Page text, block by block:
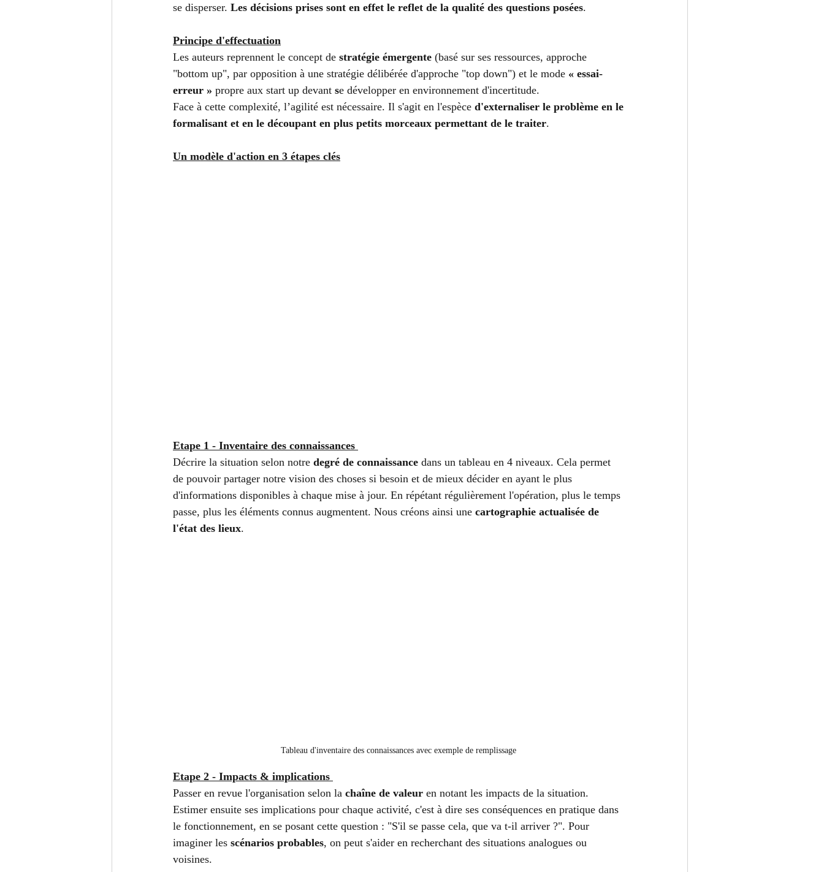
se disperser. Les décisions prises sont en effet le reflet de la qualité des questions posées.
Principe d'effectuation
Les auteurs reprennent le concept de stratégie émergente (basé sur ses ressources, approche
"bottom up", par opposition à une stratégie délibérée d'approche "top down") et le mode « essai-
erreur » propre aux start up devant se développer en environnement d'incertitude.
Face à cette complexité, l’agilité est nécessaire. Il s'agit en l'espèce d'externaliser le problème en le
formalisant et en le découpant en plus petits morceaux permettant de le traiter.
Un modèle d'action en 3 étapes clés
Etape 1 - Inventaire des connaissances
Décrire la situation selon notre degré de connaissance dans un tableau en 4 niveaux. Cela permet
de pouvoir partager notre vision des choses si besoin et de mieux décider en ayant le plus
d'informations disponibles à chaque mise à jour. En répétant régulièrement l'opération, plus le temps
passe, plus les éléments connus augmentent. Nous créons ainsi une cartographie actualisée de
l'état des lieux.
Tableau d'inventaire des connaissances avec exemple de remplissage
Etape 2 - Impacts & implications
Passer en revue l'organisation selon la chaîne de valeur en notant les impacts de la situation.
Estimer ensuite ses implications pour chaque activité, c'est à dire ses conséquences en pratique dans
le fonctionnement, en se posant cette question : "S'il se passe cela, que va t-il arriver ?". Pour
imaginer les scénarios probables, on peut s'aider en recherchant des situations analogues ou
voisines.